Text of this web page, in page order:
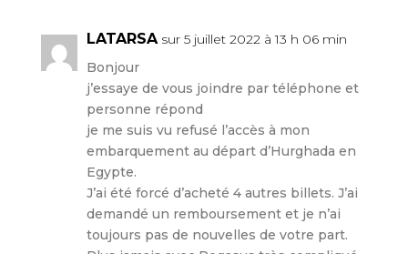
LATARSA sur 5 juillet 2022 à 13 h 06 min
Bonjour
j’essaye de vous joindre par téléphone et
personne répond
je me suis vu refusé l’accès à mon
embarquement au départ d’Hurghada en
Egypte.
J’ai été forcé d’acheté 4 autres billets. J’ai
demandé un remboursement et je n’ai
toujours pas de nouvelles de votre part.